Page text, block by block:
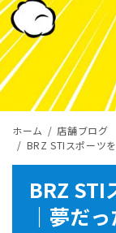
ホーム
店舗ブログ
BRZ STIスポーツを購
BRZ STI
｜夢だ